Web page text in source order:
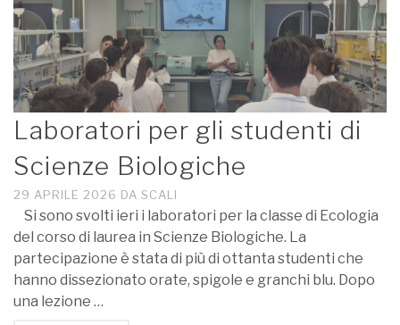
Laboratori per gli studenti di
Scienze Biologiche
29 APRILE 2026 DA SCALI
Si sono svolti ieri i laboratori per la classe di Ecologia
del corso di laurea in Scienze Biologiche. La
partecipazione è stata di più di ottanta studenti che
hanno dissezionato orate, spigole e granchi blu. Dopo
una lezione …